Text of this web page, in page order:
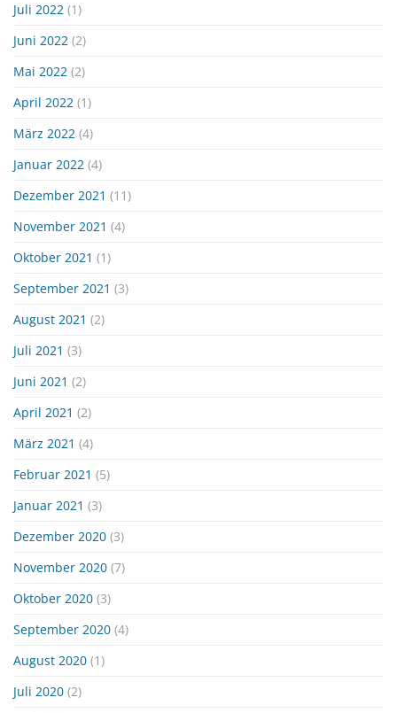
Juli 2022 (1)
Juni 2022 (2)
Mai 2022 (2)
April 2022 (1)
März 2022 (4)
Januar 2022 (4)
Dezember 2021 (11)
November 2021 (4)
Oktober 2021 (1)
September 2021 (3)
August 2021 (2)
Juli 2021 (3)
Juni 2021 (2)
April 2021 (2)
März 2021 (4)
Februar 2021 (5)
Januar 2021 (3)
Dezember 2020 (3)
November 2020 (7)
Oktober 2020 (3)
September 2020 (4)
August 2020 (1)
Juli 2020 (2)